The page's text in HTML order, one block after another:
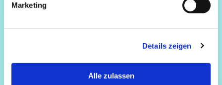
Marketing
Details zeigen
Alle zulassen